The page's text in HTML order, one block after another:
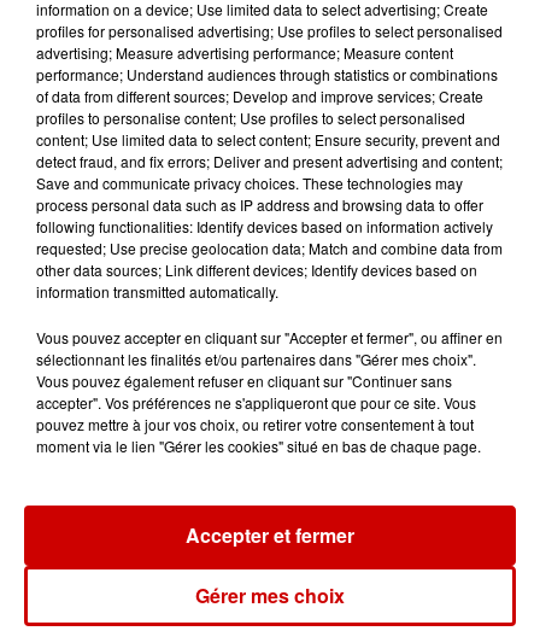
Mans !
Alouette vous invite à
Futuroscope Xperiences !
Le Duel - Gagnez votre balade
Podcasts Voir plus
Kelly Massol, figure
emblématique de
l'entrepreneuriat féminin
information on a device; Use limited data to select advertising; Create
profiles for personalised advertising; Use profiles to select personalised
advertising; Measure advertising performance; Measure content
performance; Understand audiences through statistics or combinations
of data from different sources; Develop and improve services; Create
profiles to personalise content; Use profiles to select personalised
content; Use limited data to select content; Ensure security, prevent and
detect fraud, and fix errors; Deliver and present advertising and content;
Save and communicate privacy choices. These technologies may
process personal data such as IP address and browsing data to offer
following functionalities: Identify devices based on information actively
requested; Use precise geolocation data; Match and combine data from
other data sources; Link different devices; Identify devices based on
information transmitted automatically.
Vous pouvez accepter en cliquant sur "Accepter et fermer", ou affiner en
sélectionnant les finalités et/ou partenaires dans "Gérer mes choix".
Vous pouvez également refuser en cliquant sur "Continuer sans
accepter". Vos préférences ne s'appliqueront que pour ce site. Vous
pouvez mettre à jour vos choix, ou retirer votre consentement à tout
moment via le lien "Gérer les cookies" situé en bas de chaque page.
Gérer mes choix
Accepter et fermer